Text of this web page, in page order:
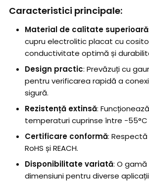
Caracteristici principale:
Material de calitate superioară
cupru electrolitic placat cu
conductivitate optimă și
Design practic: Prevăzuți cu
pentru verificarea rapidă a
sigură.
Rezistență extinsă:
temperaturi cuprinse între -55°C
Certificare conformă:
RoHS și REACH.
Disponibilitate variată: O
dimensiuni pentru diverse